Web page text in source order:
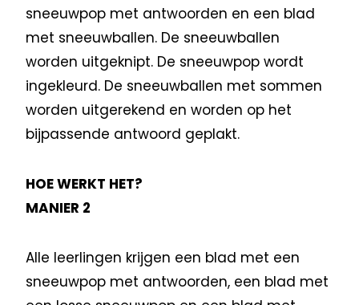
sneeuwpop met antwoorden en een blad
met sneeuwballen. De sneeuwballen
worden uitgeknipt. De sneeuwpop wordt
ingekleurd. De sneeuwballen met sommen
worden uitgerekend en worden op het
bijpassende antwoord geplakt.
HOE WERKT HET?
MANIER 2
Alle leerlingen krijgen een blad met een
sneeuwpop met antwoorden, een blad met